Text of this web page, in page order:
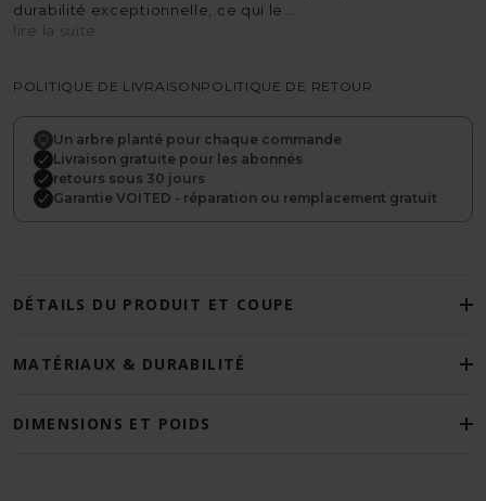
durabilité exceptionnelle, ce qui le...
lire la suite
POLITIQUE DE LIVRAISONPOLITIQUE DE RETOUR
Un arbre planté pour chaque commande
Livraison gratuite pour les abonnés
retours sous 30 jours
Garantie VOITED - réparation ou remplacement gratuit
DÉTAILS DU PRODUIT ET COUPE
MATÉRIAUX & DURABILITÉ
DIMENSIONS ET POIDS